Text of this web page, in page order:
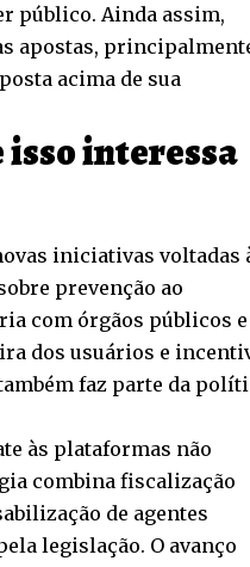
público. Ainda assim,
apostas,
acima de sua
isso interessa
iniciativas voltadas
prevenção ao
com órgãos públicos e
dos usuários e
faz parte da
às plataformas não
combina fiscalização
de agentes
legislação. O avanço